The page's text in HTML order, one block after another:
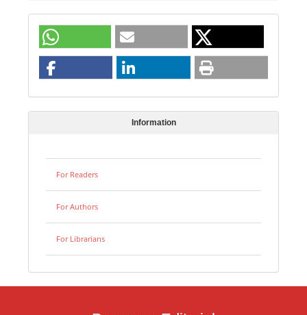
Information
For Readers
For Authors
For Librarians